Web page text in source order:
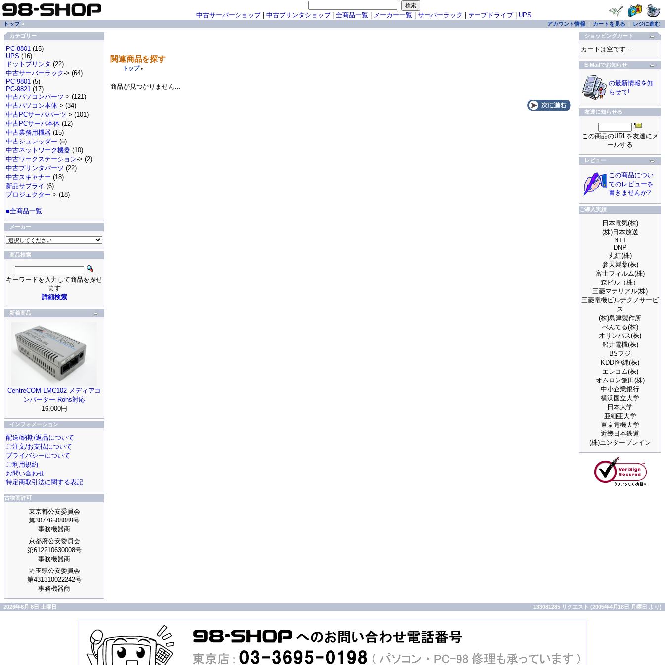
関連商品を探す
トップ»
商品が見つかりません...
中古サーバーショップ| 中古プリンタショップ| 全商品一覧 メーカー一覧 サーバーラック テープドライブ| UPS
トップ» アカウント情報 | カートを見る | レジに進む
カテゴリー
PC-8801 (15)
UPS (16)
ドットプリンタ (22)
中古サーバーラック-> (64)
PC-9801 (5)
PC-9821 (17)
中古パソコンパーツ-> (121)
中古パソコン本体-> (34)
中古PCサーバパーツ-> (101)
中古PCサーバ本体 (12)
中古業務用機器 (15)
中古シュレッダー (5)
中古ネットワーク機器 (10)
中古ワークステーション-> (2)
中古プリンタパーツ (22)
中古スキャナー (18)
新品サプライ (6)
プロジェクター-> (18)
■全商品一覧
メーカー
商品検索
キーワードを入力して商品を探せ
ます
詳細検索
新着商品
CentreCOM LMC102 メディアコ
ンバーター Rohs対応
16,000円
インフォメーション
配送/納期/返品について
ご注文/お支払について
プライバシーについて
ご利用規約
お問い合わせ
特定商取引法に関する表記
古物商許可
東京都公安委員会
第30776508089号
事務機器商
京都府公安委員会
第612210630008号
事務機器商
埼玉県公安委員会
第431310022242号
事務機器商
ショッピングカート
カートは空です...
E-Mailでお知らせ
の最新情報を知
らせて!
友達に知らせる
この商品のURLを友達にメ
ールする
レビュー
この商品につい
てのレビューを
書きませんか?
ご導入実績
日本電気(株)
(株)日本放送
NTT
DNP
丸紅(株)
参天製薬(株)
富士フィルム(株)
森ビル（株）
三菱マテリアル(株)
三菱電機ビルテクノサービ
ス
(株)島津製作所
ぺんてる(株)
オリンパス(株)
船井電機(株)
BSフジ
KDDI沖縄(株)
エレコム(株)
オムロン飯田(株)
中小企業銀行
横浜国立大学
日本大学
亜細亜大学
東京電機大学
近畿日本鉄道
(株)エンターブレイン
2026年8月 8日 土曜日 133081285 リクエスト (2005年4月18日 月曜日 より)